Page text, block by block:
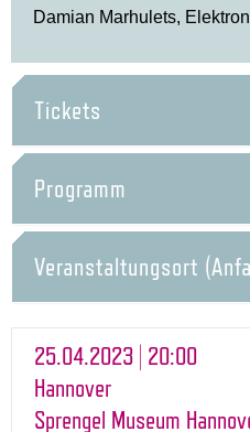
Damian Marhulets,
Tickets
Programm
Veranstaltungsort
25.04.2023 | 20:00
Hannover
Sprengel Museum